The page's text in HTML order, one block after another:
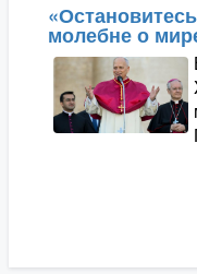
молебне о